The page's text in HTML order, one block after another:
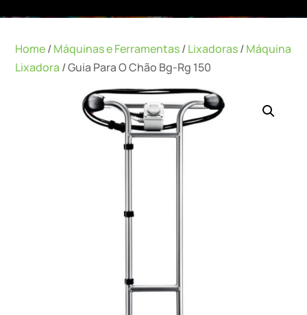
Home/Máquinas e Ferramentas/Lixadoras/Máquina
Lixadora / Guia Para O Chão Bg-Rg 150